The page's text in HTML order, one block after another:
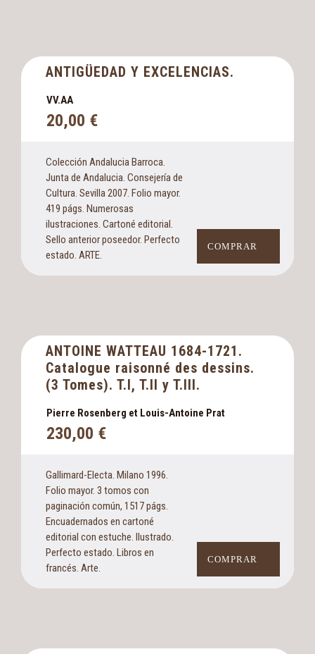
ANTIGÜEDAD Y EXCELENCIAS.
VV.AA
20,00 €
Colección Andalucia Barroca.
Junta de Andalucia. Consejería de
Cultura. Sevilla 2007. Folio mayor.
419 págs. Numerosas
ilustraciones. Cartoné editorial.
Sello anterior poseedor. Perfecto
estado. ARTE.
COMPRAR
ANTOINE WATTEAU 1684-1721.
Catalogue raisonné des dessins.
(3 Tomes). T.I, T.II y T.III.
Pierre Rosenberg et Louis-Antoine Prat
230,00 €
Gallimard-Electa. Milano 1996.
Folio mayor. 3 tomos con
paginación común, 1517 págs.
Encuadernados en cartoné
editorial con estuche. Ilustrado.
Perfecto estado. Libros en
francés. Arte.
COMPRAR